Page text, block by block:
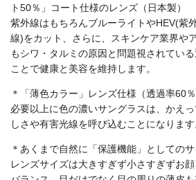
ト50％」コート仕様のレンズ（日本製）
紫外線はもちろんブルーライトやHEV(紫
線)をカット、さらに、スキンケア業界や
もシワ・タルミの原因と問題視されてい
ことで健康と美容を維持します。
＊「薄色カラー」レンズ仕様（透過率60％
必要以上に色の濃いサングラスは、かえ
しさや有害光線を呼び込むことになります
＊あくまで自然に「保護機能」としての
レンズサイズは大きすぎず小さすぎずお